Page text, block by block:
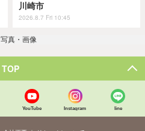
川崎市
2026.8.7 Fri 10:45
写真・画像
TOP
YouTube Instagram line